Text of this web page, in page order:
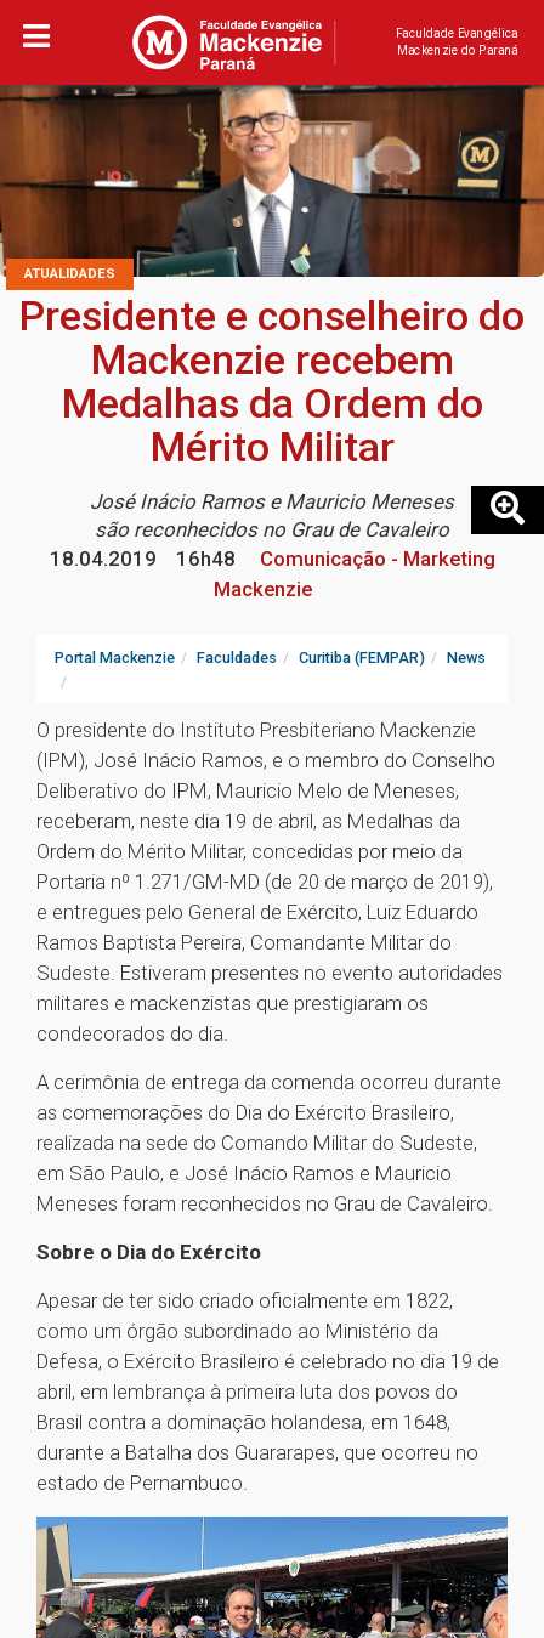
Faculdade Evangélica
Mackenzie do Paraná
ATUALIDADES
Presidente e conselheiro do
Mackenzie recebem
Medalhas da Ordem do
Mérito Militar
José Inácio Ramos e Mauricio Meneses
são reconhecidos no Grau de Cavaleiro
18.04.2019
16h48
Comunicação - Marketing
Mackenzie
Portal Mackenzie Faculdades Curitiba (FEMPAR) News
O presidente do Instituto Presbiteriano Mackenzie
(IPM), José Inácio Ramos, e o membro do Conselho
Deliberativo do IPM, Mauricio Melo de Meneses,
receberam, neste dia 19 de abril, as Medalhas da
Ordem do Mérito Militar, concedidas por meio da
Portaria nº 1.271/GM-MD (de 20 de março de 2019),
e entregues pelo General de Exército, Luiz Eduardo
Ramos Baptista Pereira, Comandante Militar do
Sudeste. Estiveram presentes no evento autoridades
militares e mackenzistas que prestigiaram os
condecorados do dia.
A cerimônia de entrega da comenda ocorreu durante
as comemorações do Dia do Exército Brasileiro,
realizada na sede do Comando Militar do Sudeste,
em São Paulo, e José Inácio Ramos e Mauricio
Meneses foram reconhecidos no Grau de Cavaleiro.
Sobre o Dia do Exército
Apesar de ter sido criado oficialmente em 1822,
como um órgão subordinado ao Ministério da
Defesa, o Exército Brasileiro é celebrado no dia 19 de
abril, em lembrança à primeira luta dos povos do
Brasil contra a dominação holandesa, em 1648,
durante a Batalha dos Guararapes, que ocorreu no
estado de Pernambuco.